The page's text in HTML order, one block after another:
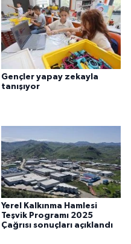
Gençler yapay zekayla
tanışıyor
Yerel Kalkınma Hamlesi
Teşvik Programı 2025
Çağrısı sonuçları açıklandı